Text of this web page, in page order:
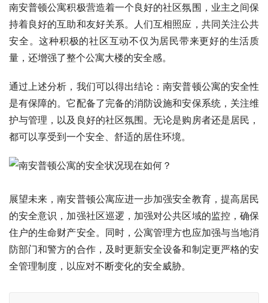
南安普顿公寓积极营造着一个良好的社区氛围，业主之间保
持着良好的互助和友好关系。人们互相照应，共同关注公共
安全。这种积极的社区互动不仅为居民带来更好的生活质
量，还增强了整个公寓大楼的安全感。
通过上述分析，我们可以得出结论：南安普顿公寓的安全性
是有保障的。它配备了完备的消防设施和安保系统，关注维
护与管理，以及良好的社区氛围。无论是购房者还是居民，
都可以享受到一个安全、舒适的居住环境。
展望未来，南安普顿公寓应进一步加强安全教育，提高居民
的安全意识，加强社区巡逻，加强对公共区域的监控，确保
住户的生命财产安全。同时，公寓管理方也应加强与当地消
防部门和警方的合作，及时更新安全设备和制定更严格的安
全管理制度，以应对不断变化的安全威胁。